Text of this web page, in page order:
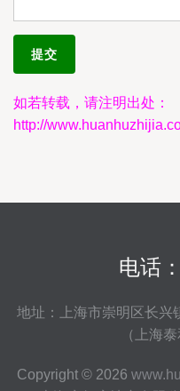
如若转载，请注明出处：
http://
电话
地址：上海市崇明区长兴
（上海
Copyright © 2026